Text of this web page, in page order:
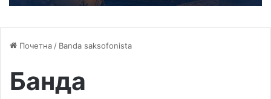
Почетна / Banda saksofonista
Банда